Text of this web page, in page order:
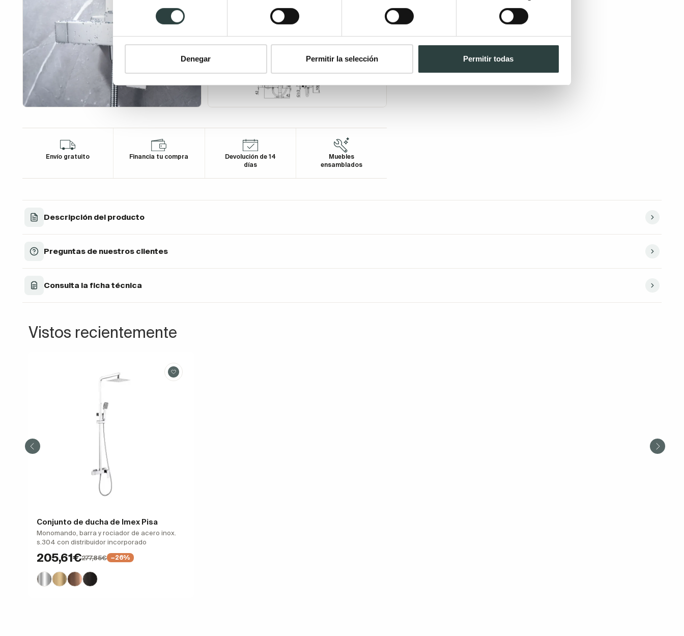
consentimiento
Denegar Permitir la selección Permitir todas
Envío gratuito Financia tu compra
Devolución de 14
días
Muebles
ensamblados
Descripción del producto
Preguntas de nuestros clientes
Consulta la ficha técnica
Vistos recientemente
Conjunto de ducha de Imex Pisa
Monomando, barra y rociador de acero inox.
s.304 con distribuidor incorporado
205,61€277,85€ −26%